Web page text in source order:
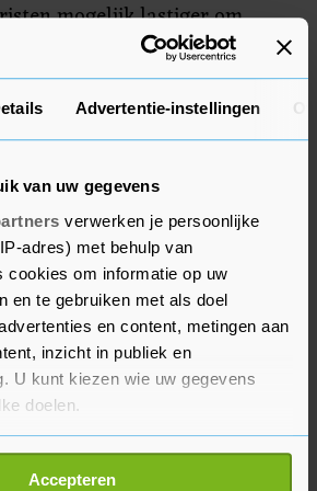
Advertentie-instellingen
van uw gegevens
verwerken je persoonlijke
adres) met behulp van
cookies om informatie op uw
en te gebruiken met als doel
en content, metingen aan
inzicht in publiek en
U kunt kiezen wie uw gegevens
doelen.
we ook graag:
Accepteren
mogelijk lastiger om
"Het zal zwaar zijn als
deze zomer niet kunnen
woordvoerder.
land
situatie meer Nederlanders in
vieren, weegt volgens het
op tegen het verlies van
"Buitenlandse toeristen
en zijn ook goed voor meer
vakantie." Het beste voor
mix tussen binnen- en
zijn.